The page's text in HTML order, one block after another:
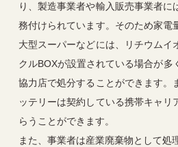
り、製造事業者や輸入販売事業者に
務付けられています。そのため家電
大型スーパーなどには、リチウムイ
クルBOXが設置されている場合が多
協力店で処分することができます。
ッテリーは契約している携帯キャリ
らうことができます。
また、事業者は産業廃棄物として処